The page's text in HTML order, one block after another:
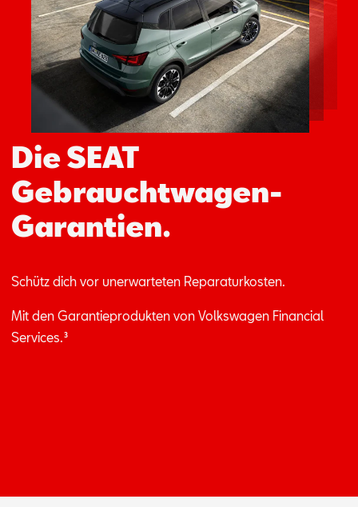
Die SEAT
Gebrauchtwagen-
Garantien.
Schütz dich vor un­er­war­te­ten Re­pa­ra­tur­kos­ten.
Mit den Ga­ran­tie­pro­duk­ten von Volks­wa­gen Fi­nan­ci­al
Ser­vices.³